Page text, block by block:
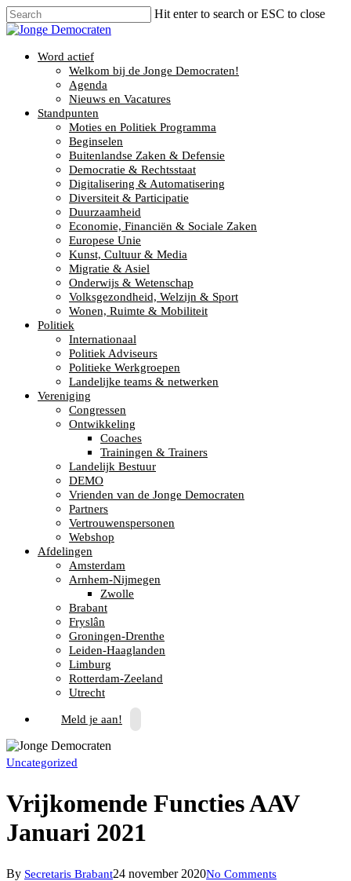
Hit enter to search or ESC to close
Word actief
Welkom bij de Jonge Democraten!
Agenda
Nieuws en Vacatures
Standpunten
Moties en Politiek Programma
Beginselen
Buitenlandse Zaken & Defensie
Democratie & Rechtsstaat
Digitalisering & Automatisering
Diversiteit & Participatie
Duurzaamheid
Economie, Financiën & Sociale Zaken
Europese Unie
Kunst, Cultuur & Media
Migratie & Asiel
Onderwijs & Wetenschap
Volksgezondheid, Welzijn & Sport
Wonen, Ruimte & Mobiliteit
Politiek
Internationaal
Politiek Adviseurs
Politieke Werkgroepen
Landelijke teams & netwerken
Vereniging
Congressen
Ontwikkeling
Coaches
Trainingen & Trainers
Landelijk Bestuur
DEMO
Vrienden van de Jonge Democraten
Partners
Vertrouwenspersonen
Webshop
Afdelingen
Amsterdam
Arnhem-Nijmegen
Zwolle
Brabant
Fryslân
Groningen-Drenthe
Leiden-Haaglanden
Limburg
Rotterdam-Zeeland
Utrecht
Meld je aan!
Uncategorized
Vrijkomende Functies AAV
Januari 2021
By Secretaris Brabant24 november 2020No Comments